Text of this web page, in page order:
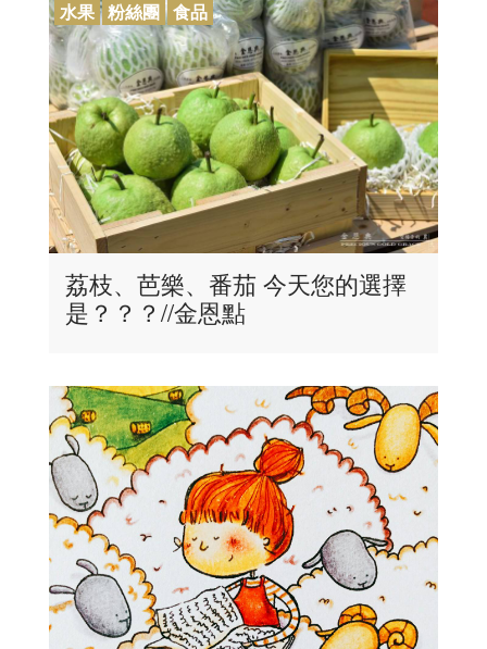
水果 粉絲團 食品
荔枝、芭樂、番茄 今天您的選擇
是？？？//金恩點